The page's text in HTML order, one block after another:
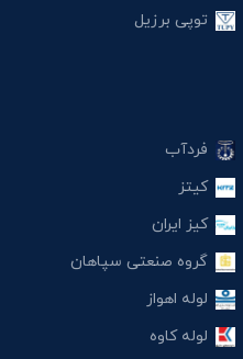
توپی برزیل
فردآب
کیتز
کیز ایران
گروه صنعتی سپاهان
لوله اهواز
لوله کاوه